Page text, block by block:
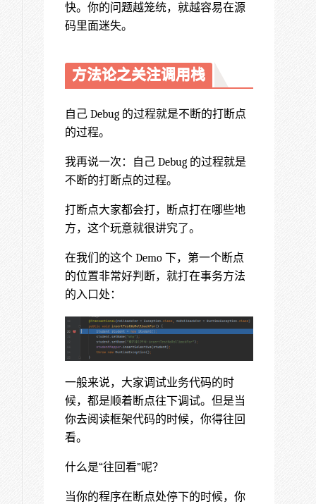
快。你的问题越笼统，就越容易在源
码里面迷失。
方法论之关注调用栈
自己 Debug 的过程就是不断的打断点
的过程。
我再说一次：自己 Debug 的过程就是
不断的打断点的过程。
打断点大家都会打，断点打在哪些地
方，这个玩意就很讲究了。
在我们的这个 Demo 下，第一个断点
的位置非常好判断，就打在事务方法
的入口处：
一般来说，大家调试业务代码的时
候，都是顺着断点往下调试。但是当
你去阅读框架代码的时候，你得往回
看。
什么是“往回看”呢？
当你的程序在断点处停下的时候，你